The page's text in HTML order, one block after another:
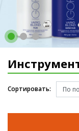
Сортировать: